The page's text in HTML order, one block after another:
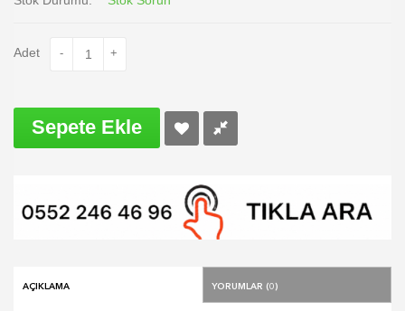
Adet - +
Sepete Ekle
Açıklama Yorumlar (0)